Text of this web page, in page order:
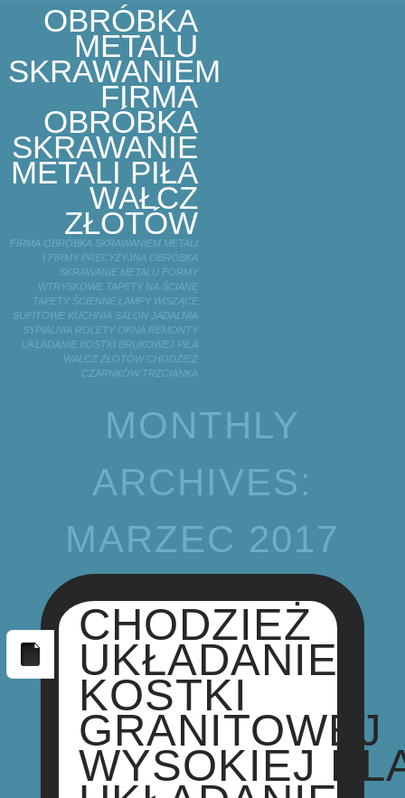
OBRÓBKA
METALU
SKRAWANIEM
FIRMA
OBRÓBKA
SKRAWANIE
METALI PIŁA
WAŁCZ
ZŁOTÓW
FIRMA OBRÓBKA SKRAWANIEM METALI
I FIRMY PRECYZYJNA OBRÓBKA
SKRAWANIE METALU FORMY
WTRYSKOWE TAPETY NA ŚCIANĘ
TAPETY ŚCIENNE LAMPY WISZĄCE
SUFITOWE KUCHNIA SALON JADALNIA
SYPIALNIA ROLETY OKNA REMONTY
UKŁADANIE KOSTKI BRUKOWEJ PIŁA
WAŁCZ ZŁOTÓW CHODZIEŻ
CZARNKÓW TRZCIANKA
MONTHLY
ARCHIVES:
MARZEC 2017
CHODZIEŻ
UKŁADANIE
KOSTKI
GRANITOWEJ
WYSOKIEJ